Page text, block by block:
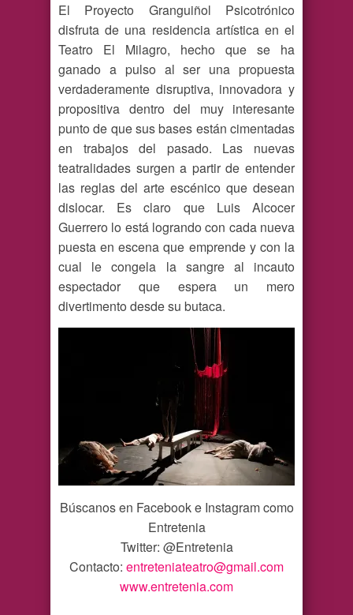
El Proyecto Granguiñol Psicotrónico
disfruta de una residencia artística en el
Teatro El Milagro, hecho que se ha
ganado a pulso al ser una propuesta
verdaderamente disruptiva, innovadora y
propositiva dentro del muy interesante
punto de que sus bases están cimentadas
en trabajos del pasado. Las nuevas
teatralidades surgen a partir de entender
las reglas del arte escénico que desean
dislocar. Es claro que Luis Alcocer
Guerrero lo está logrando con cada nueva
puesta en escena que emprende y con la
cual le congela la sangre al incauto
espectador que espera un mero
divertimento desde su butaca.
Búscanos en Facebook e Instagram como
Entretenia
Twitter: @Entretenia
Contacto: entreteniateatro@gmail.com
www.entretenia.com